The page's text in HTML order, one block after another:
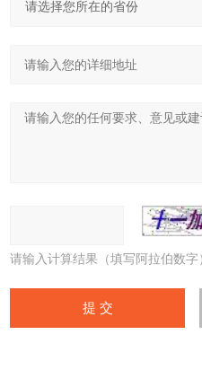
请输入计算结果（填写阿拉伯数